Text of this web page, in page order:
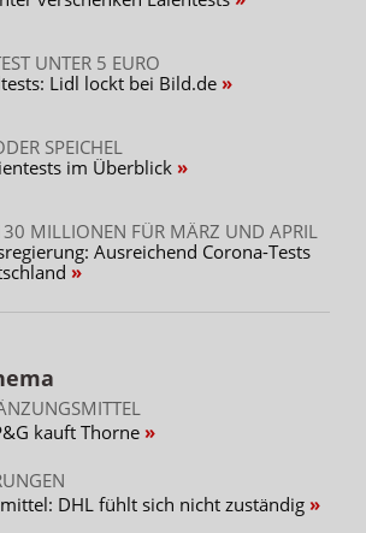
UNTER 5 EURO
Lidl lockt bei Bild.de
SPEICHEL
im Überblick
MILLIONEN FÜR MÄRZ UND APRIL
Ausreichend Corona-Tests
kauft Thorne
DHL fühlt sich nicht zuständig